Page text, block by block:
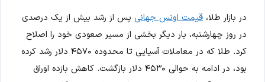
در بازار طلا، قیمت اونس جهانی پس از رشد بیش از یک درصدی
در روز چهارشنبه، بار دیگر بخشی از مسیر صعودی خود را اصلاح
کرد. طلا که در معاملات آسیایی تا محدوده ۴۵۷۰ دلار رشد کرده
بود، در ادامه به حوالی ۴۵۳۰ دلار بازگشت. کاهش بازده اوراق